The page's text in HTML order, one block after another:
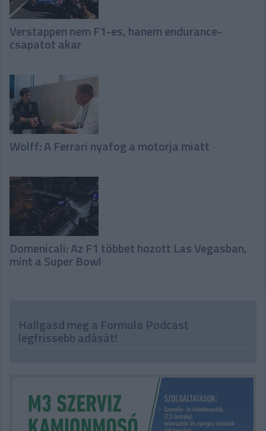
Verstappen nem F1-es, hanem endurance-
csapatot akar
Wolff: A Ferrari nyafog a motorja miatt
Domenicali: Az F1 többet hozott Las Vegasban,
mint a Super Bowl
Hallgasd meg a Formula Podcast
legfrissebb adását!